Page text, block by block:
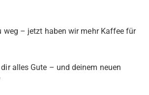
weg – jetzt haben wir mehr Kaffee für
alles Gute – und deinem neuen